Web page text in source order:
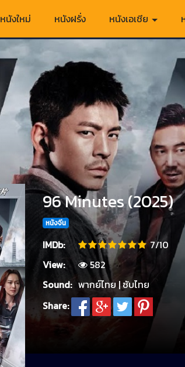
หนังใหม่ หนังฝรั่ง หนังเอเชีย
96 Minutes (2025)
หนังจีน
IMDb:
7/10
View:
582
Sound: พากย์ไทย | ซับไทย
Share: